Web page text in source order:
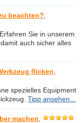
beachten?
Sie in unserem
auch sicher alles
flicken
spezielles Equipment
Tipp ansehen...
machen